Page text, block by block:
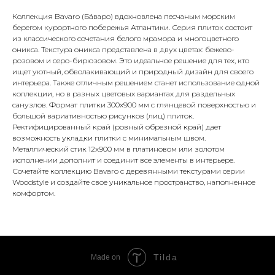
Коллекция Bavaro (Бáваро) вдохновлена песчаным морским
берегом курортного побережья Атлантики. Серия плиток состоит
из классического сочетания белого мрамора и многоцветного
оникса. Текстура оникса представлена в двух цветах: бежево-
розовом и серо-бирюзовом. Это идеальное решение для тех, кто
ищет уютный, обволакивающий и природный дизайн для своего
интерьера. Также отличным решением станет использование одной
коллекции, но в разных цветовых вариантах для раздельных
санузлов. Формат плитки 300x900 мм с глянцевой поверхностью и
большой вариативностью рисунков (лиц) плиток.
Ректифицированный край (ровный обрезной край) дает
возможность укладки плитки с минимальным швом.
Металлический стик 12x900 мм в платиновом или золотом
исполнении дополнит и соединит все элементы в интерьере.
Сочетайте коллекцию Bavaro с деревянными текстурами серии
Woodstyle и создайте свое уникальное пространство, наполненное
комфортом.
Made on Tilda